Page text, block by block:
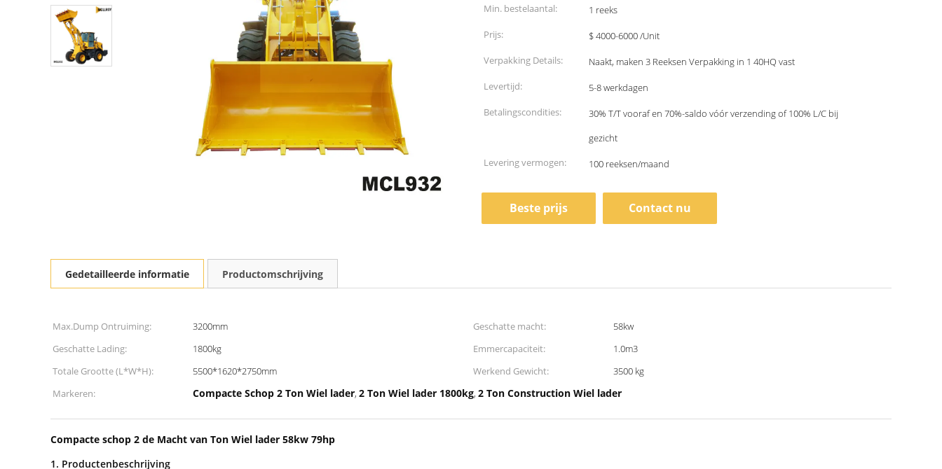
Min. bestelaantal:
1 reeks
Prijs:
$ 4000-6000 /Unit
Verpakking Details:
Naakt, maken 3 Reeksen Verpakking in 1 40HQ vast
Levertijd:
5-8 werkdagen
Betalingscondities:
30% T/T vooraf en 70%-saldo vóór verzending of 100% L/C bij
gezicht
Levering vermogen:
100 reeksen/maand
Beste prijs Contact nu
Gedetailleerde informatie Productomschrijving
Max.Dump Ontruiming: 3200mm Geschatte macht:
58kw
Geschatte Lading:
1800kg Emmercapaciteit:
1.0m3
Totale Grootte (L*W*H):
5500*1620*2750mm Werkend Gewicht:
3500 kg
Markeren:
Compacte Schop 2 Ton Wiel lader, 2 Ton Wiel lader 1800kg, 2 Ton Construction Wiel lader
Compacte schop 2 de Macht van Ton Wiel lader 58kw 79hp
1. Productenbeschrijving